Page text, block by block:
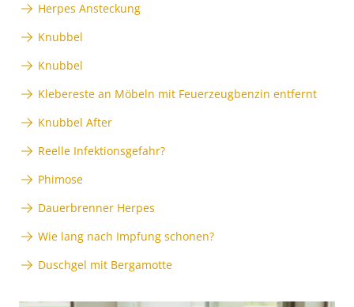
Herpes Ansteckung
Knubbel
Knubbel
Klebereste an Möbeln mit Feuerzeugbenzin entfernt
Knubbel After
Reelle Infektionsgefahr?
Phimose
Dauerbrenner Herpes
Wie lang nach Impfung schonen?
Duschgel mit Bergamotte